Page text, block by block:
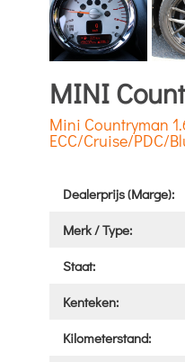
MINI
Mini Countryman
ECC/Cruise/PDC/
Dealerprijs (Marge):
Merk / Type:
Staat:
Kenteken:
Kilometerstand: